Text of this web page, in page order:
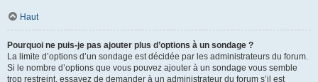
Haut
Pourquoi ne puis-je pas ajouter plus d’options à un sondage ?
La limite d’options d’un sondage est décidée par les administrateurs du forum.
Si le nombre d’options que vous pouvez ajouter à un sondage vous semble
trop restreint, essayez de demander à un administrateur du forum s’il est